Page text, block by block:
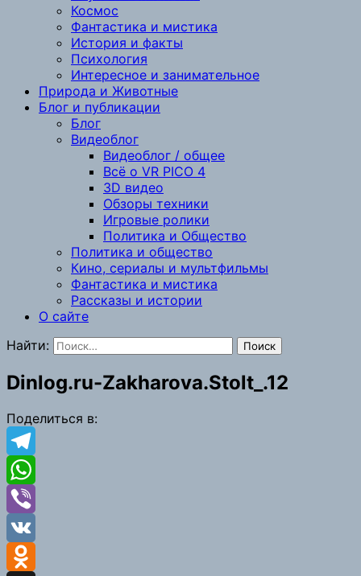
Космос
Фантастика и мистика
История и факты
Психология
Интересное и занимательное
Природа и Животные
Блог и публикации
Блог
Видеоблог
Видеоблог / общее
Всё о VR PICO 4
3D видео
Обзоры техники
Игровые ролики
Политика и Общество
Политика и общество
Кино, сериалы и мультфильмы
Фантастика и мистика
Рассказы и истории
О сайте
Найти:
Dinlog.ru-Zakharova.Stolt_.12
Поделиться в:
Telegram
WhatsApp
Viber
VK